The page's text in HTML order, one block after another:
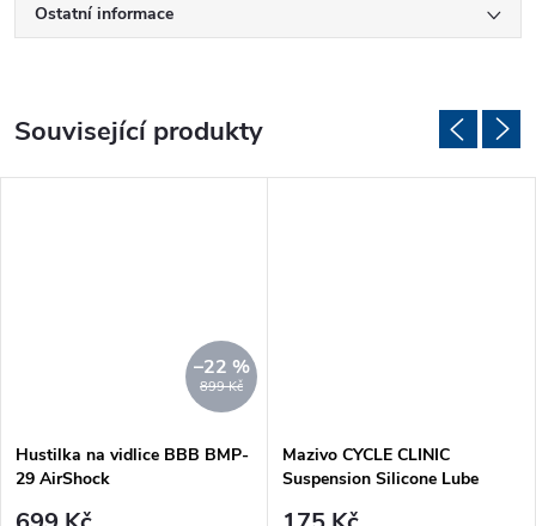
Ostatní informace
Související produkty
899 Kč
–22 %
Hustilka na vidlice BBB BMP-
29 AirShock
Mazivo CYCLE CLINIC
Suspension Silicone Lube